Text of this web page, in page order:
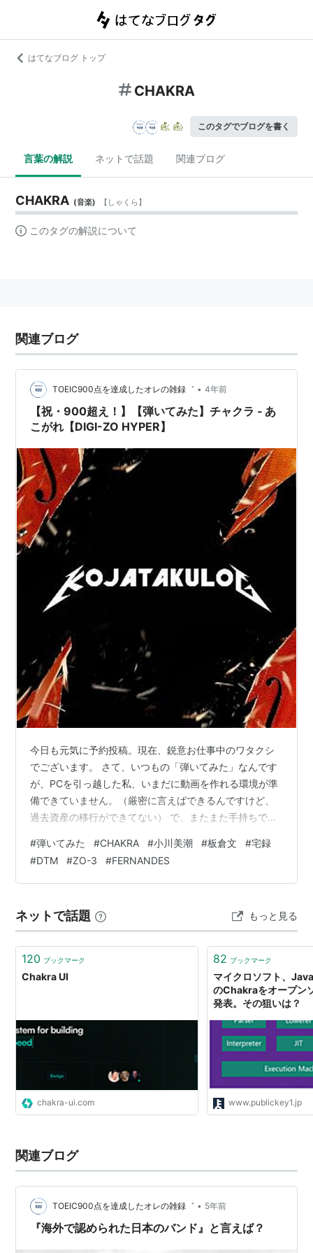
はてなブログ トップ
CHAKRA
このタグでブログを書く
言葉の解説 ネットで話題 関連ブログ
CHAKRA (音楽) 【 しゃくら】
このタグの解説について
関連ブログ
TOEIC900点を達成したオレの雑録゛ • 4年前
【祝・900超え！】【弾いてみた】チャクラ ‐ あ
こがれ【DIGI-ZO HYPER】
今日も元気に予約投稿。現在、鋭意お仕事中のワタクシ
でございます。 さて、いつもの「弾いてみた」なんです
が、PCを引っ越した私、いまだに動画を作れる環境が準
備できていません。（厳密に言えばできるんですけど、
過去資産の移行ができてない） で、またまた手持ちで塩
も、前回の「さくら学院」ほど香ばしくはありませんの
でご安心をｗ 今日の「弾いてみた」 2015年の録音。 こ
ぢゃ、動きますｗ 「日本のバンドで一番好きなバンド
なバンド、チャクラの「あこがれ」です。 あこがれ 録音
年：2015 要諦は概ね、サブブ…
#弾いてみた #CHAKRA #小川美潮 #板倉文 #宅録
#DTM #ZO-3 #FERNANDES
ネットで話題 もっと見る
120 ブックマーク
Chakra UI
chakra-ui.com
82 ブックマーク
マイクロソフト、
のChakraをオープン
発表。その狙いは？
www.publickey1.jp
関連ブログ
TOEIC900点を達成したオレの雑録゛ • 5年前
『海外で認められた日本のバンド』と言えば？